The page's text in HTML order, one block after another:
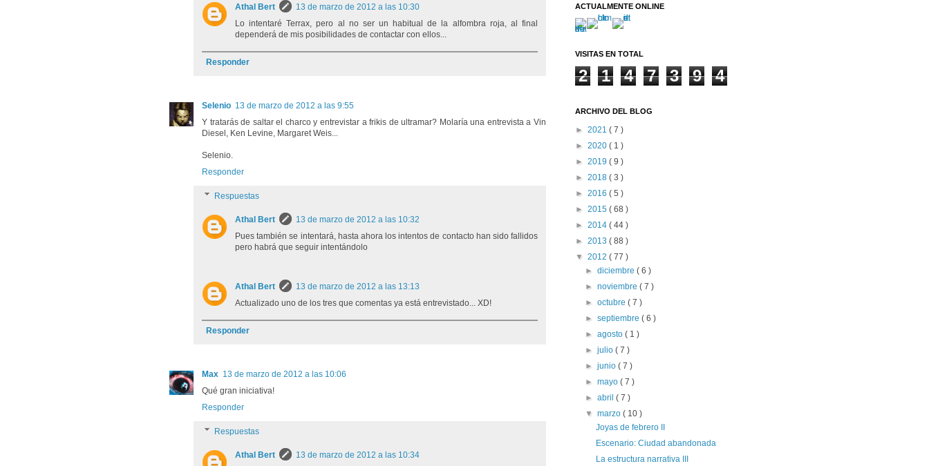
Athal Bert
13 de marzo de 2012 a las 10:30
Lo intentaré Terrax, pero al no ser un habitual de la alfombra roja, al final
dependerá de mis posibilidades de contactar con ellos...
Responder
Selenio 13 de marzo de 2012 a las 9:55
Y tratarás de saltar el charco y entrevistar a frikis de ultramar? Molaría una entrevista a Vin
Diesel, Ken Levine, Margaret Weis...
Selenio.
Responder
Respuestas
Athal Bert
13 de marzo de 2012 a las 10:32
Pues también se intentará, hasta ahora los intentos de contacto han sido fallidos
pero habrá que seguir intentándolo
Athal Bert
13 de marzo de 2012 a las 13:13
Actualizado uno de los tres que comentas ya está entrevistado... XD!
Responder
Max 13 de marzo de 2012 a las 10:06
Qué gran iniciativa!
Responder
Respuestas
Athal Bert
13 de marzo de 2012 a las 10:34
ACTUALMENTE ONLINE
VISITAS EN TOTAL
2 1 4 7 3 9 4
ARCHIVO DEL BLOG
► 2021 ( 7 )
► 2020 ( 1 )
► 2019 ( 9 )
► 2018 ( 3 )
► 2016 ( 5 )
► 2015 ( 68 )
► 2014 ( 44 )
► 2013 ( 88 )
▼ 2012 ( 77 )
►diciembre( 6 )
►noviembre( 7 )
►octubre( 7 )
►septiembre( 6 )
►agosto( 1 )
►julio( 7 )
►junio( 7 )
►mayo( 7 )
►abril( 7 )
▼marzo( 10 )
Joyas de febrero II
Escenario: Ciudad abandonada
La estructura narrativa III